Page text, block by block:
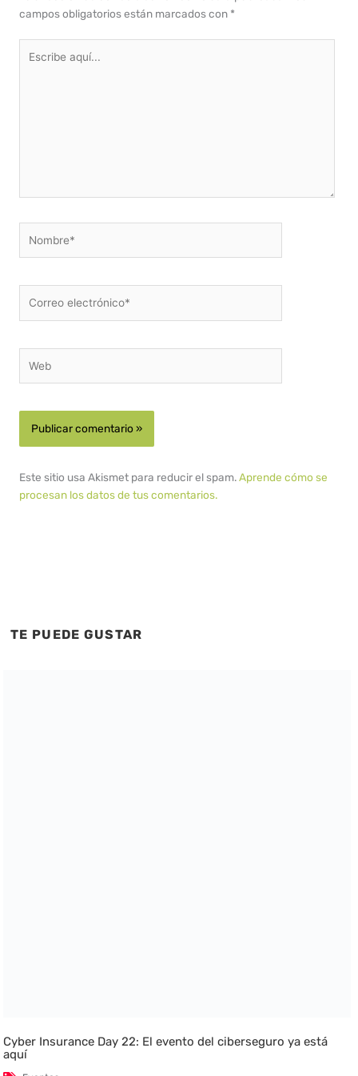
campos obligatorios están marcados con *
aquí...
electrónico*
Este sitio usa Akismet para reducir el spam.Aprende cómo se
procesan los datos de tus comentarios.
TE PUEDE GUSTAR
Cyber Insurance Day 22: El evento del ciberseguro ya está
aquí